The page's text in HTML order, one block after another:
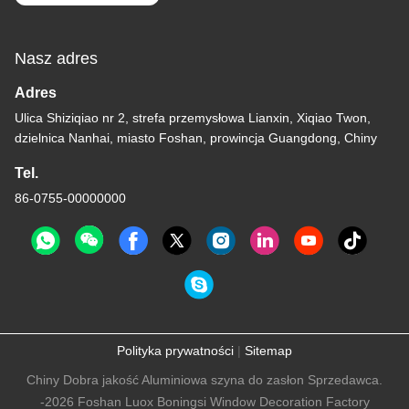
Nasz adres
Adres
Ulica Shiziqiao nr 2, strefa przemysłowa Lianxin, Xiqiao Twon,
dzielnica Nanhai, miasto Foshan, prowincja Guangdong, Chiny
Tel.
86-0755-00000000
Polityka prywatności | Sitemap
Chiny Dobra jakość Aluminiowa szyna do zasłon Sprzedawca.
-2026 Foshan Luox Boningsi Window Decoration Factory